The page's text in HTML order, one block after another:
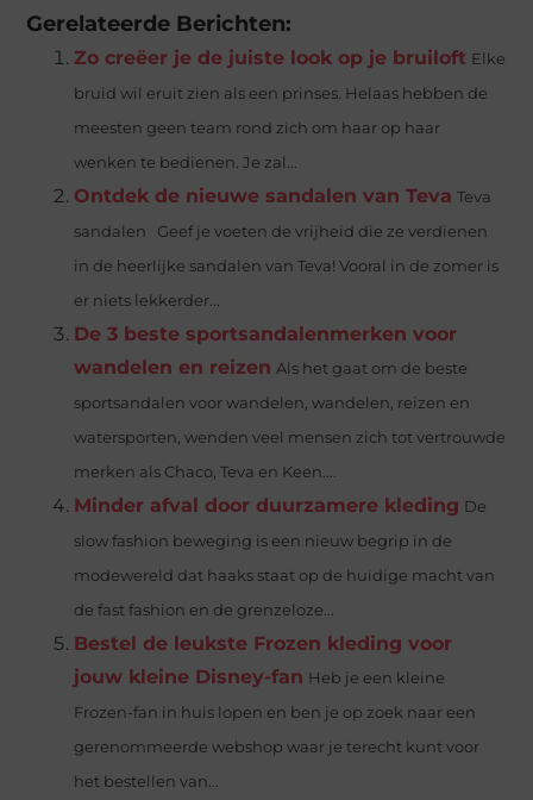
Gerelateerde Berichten:
Zo creëer je de juiste look op je bruiloft Elke
bruid wil eruit zien als een prinses. Helaas hebben de
meesten geen team rond zich om haar op haar
wenken te bedienen. Je zal...
Ontdek de nieuwe sandalen van Teva Teva
sandalen Geef je voeten de vrijheid die ze verdienen
in de heerlijke sandalen van Teva! Vooral in de zomer is
er niets lekkerder...
De 3 beste sportsandalenmerken voor
wandelen en reizen Als het gaat om de beste
sportsandalen voor wandelen, wandelen, reizen en
watersporten, wenden veel mensen zich tot vertrouwde
merken als Chaco, Teva en Keen....
Minder afval door duurzamere kleding De
slow fashion beweging is een nieuw begrip in de
modewereld dat haaks staat op de huidige macht van
de fast fashion en de grenzeloze...
Bestel de leukste Frozen kleding voor
jouw kleine Disney-fan Heb je een kleine
Frozen-fan in huis lopen en ben je op zoek naar een
gerenommeerde webshop waar je terecht kunt voor
het bestellen van...